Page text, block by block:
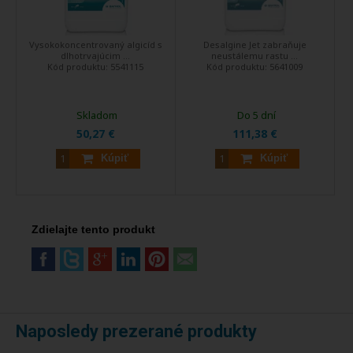
Vysokokoncentrovaný algicíd s
dlhotrvajúcim ...
Kód produktu: 5541115
50,27 €
Kúpiť
Skladom
Desalgine Jet zabraňuje
neustálemu rastu ...
Kód produktu: 5641009
111,38 €
Kúpiť
Do 5 dní
Zdielajte tento produkt
Naposledy prezerané produkty